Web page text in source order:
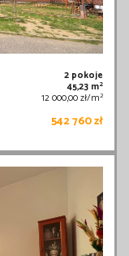
2 pokoje
45,23 m2
12 000,00 zł/m2
542 760 zł